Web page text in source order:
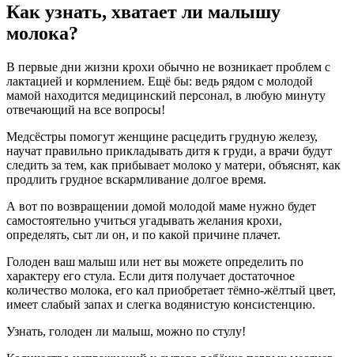
Как узнать, хватает ли малышу
молока?
В первые дни жизни крохи обычно не возникает проблем с
лактацией и кормлением. Ещё бы: ведь рядом с молодой
мамой находится медицинский персонал, в любую минуту
отвечающий на все вопросы!
Медсёстры помогут женщине расцедить грудную железу,
научат правильно прикладывать дитя к груди, а врачи будут
следить за тем, как прибывает молоко у матери, объяснят, как
продлить грудное вскармливание долгое время.
А вот по возвращении домой молодой маме нужно будет
самостоятельно учиться угадывать желания крохи,
определять, сыт ли он, и по какой причине плачет.
Голоден ваш малыш или нет вы можете определить по
характеру его стула. Если дитя получает достаточное
количество молока, его кал приобретает тёмно-жёлтый цвет,
имеет слабый запах и слегка водянистую консистенцию.
Узнать, голоден ли малыш, можно по стулу!